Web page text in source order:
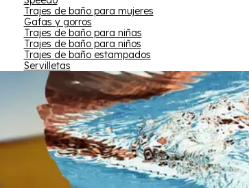
Trajes de baño para mujeres
Gafas y gorros
Trajes de baño para niñas
Trajes de baño para niños
Trajes de baño estampados
Servilletas